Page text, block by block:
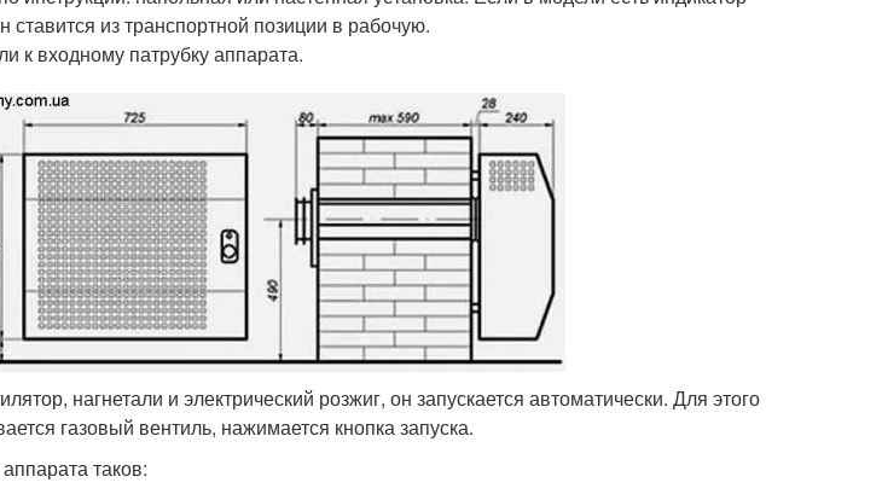
из транспортной позиции в рабочую.
к входному патрубку аппарата.
нагнетали и электрический розжиг, он запускается автоматически. Для этого
газовый вентиль, нажимается кнопка запуска.
таков: